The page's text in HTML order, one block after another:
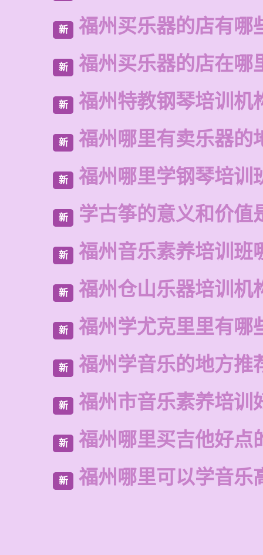
新 福州买乐器的店有哪
新 福州买乐器的店在哪
新 福州特教钢琴培训机
新 福州哪里有卖乐器的
新 福州哪里学钢琴培训
新 学古筝的意义和价值
新 福州音乐素养培训班
新 福州仓山乐器培训机
新 福州学尤克里里有哪
新 福州学音乐的地方推
新 福州市音乐素养培训
新 福州哪里买吉他好点
新 福州哪里可以学音乐